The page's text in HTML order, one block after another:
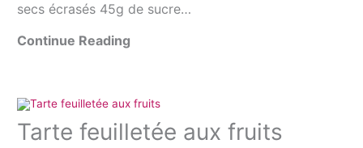
secs écrasés 45g de sucre…
Continue Reading
Tarte feuilletée aux fruits